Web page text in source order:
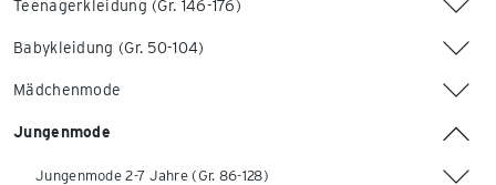
Teenagerkleidung (Gr. 146-176)
Babykleidung (Gr. 50-104)
Mädchenmode
Jungenmode
Jungenmode 2-7 Jahre (Gr. 86-128)